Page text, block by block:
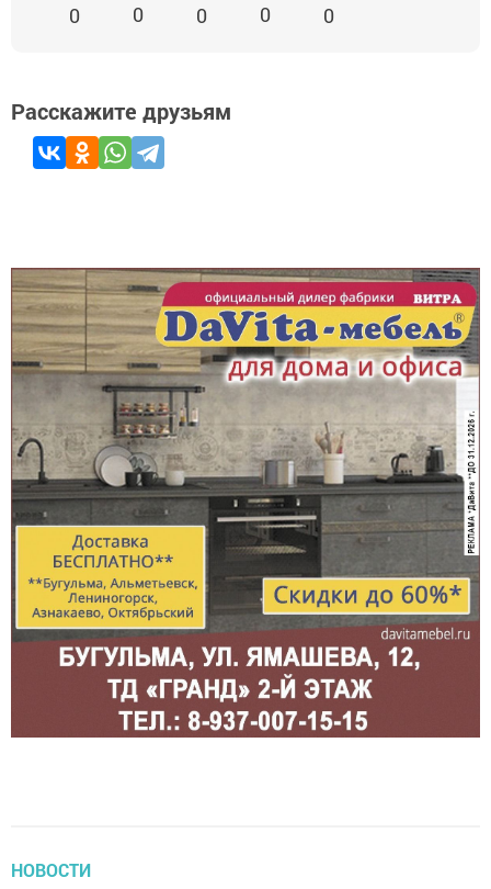
0 0 0 0 0
Расскажите друзьям
НОВОСТИ